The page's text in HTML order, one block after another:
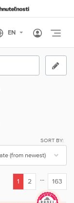
SORT BY:
1
2 ... 163